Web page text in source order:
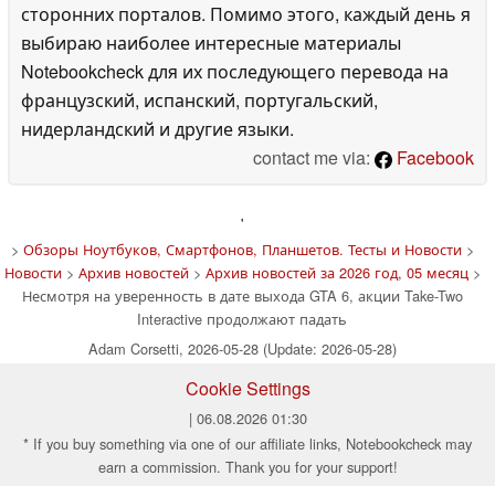
сторонних порталов. Помимо этого, каждый день я
выбираю наиболее интересные материалы
Notebookcheck для их последующего перевода на
французский, испанский, португальский,
нидерландский и другие языки.
contact me via:
Facebook
'
> Обзоры Ноутбуков, Смартфонов, Планшетов. Тесты и Новости>
Новости> Архив новостей> Архив новостей за 2026 год, 05 месяц>
Несмотря на уверенность в дате выхода GTA 6, акции Take-Two
Interactive продолжают падать
Adam Corsetti, 2026-05-28 (Update: 2026-05-28)
Cookie Settings
| 06.08.2026 01:30
* If you buy something via one of our affiliate links, Notebookcheck may
earn a commission. Thank you for your support!